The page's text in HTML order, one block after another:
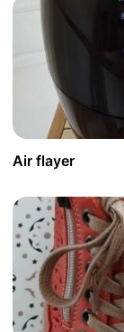
Air flayer